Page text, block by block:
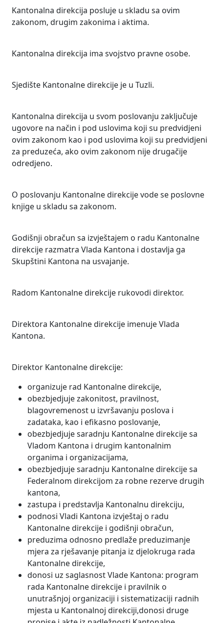
Kantonalna direkcija posluje u skladu sa ovim
zakonom, drugim zakonima i aktima.
Kantonalna direkcija ima svojstvo pravne osobe.
Sjedište Kantonalne direkcije je u Tuzli.
Kantonalna direkcija u svom poslovanju zaključuje
ugovore na način i pod uslovima koji su predvidjeni
ovim zakonom kao i pod uslovima koji su predvidjeni
za preduzeća, ako ovim zakonom nije drugačije
odredjeno.
O poslovanju Kantonalne direkcije vode se poslovne
knjige u skladu sa zakonom.
Godišnji obračun sa izvještajem o radu Kantonalne
direkcije razmatra Vlada Kantona i dostavlja ga
Skupštini Kantona na usvajanje.
Radom Kantonalne direkcije rukovodi direktor.
Direktora Kantonalne direkcije imenuje Vlada
Kantona.
Direktor Kantonalne direkcije:
organizuje rad Kantonalne direkcije,
obezbjedjuje zakonitost, pravilnost,
blagovremenost u izvršavanju poslova i
zadataka, kao i efikasno poslovanje,
obezbjedjuje saradnju Kantonalne direkcije sa
Vladom Kantona i drugim kantonalnim
organima i organizacijama,
obezbjedjuje saradnju Kantonalne direkcije sa
Federalnom direkcijom za robne rezerve drugih
kantona,
zastupa i predstavlja Kantonalnu direkciju,
podnosi Vladi Kantona izvještaj o radu
Kantonalne direkcije i godišnji obračun,
preduzima odnosno predlaže preduzimanje
mjera za rješavanje pitanja iz djelokruga rada
Kantonalne direkcije,
donosi uz saglasnost Vlade Kantona: program
rada Kantonalne direkcije i pravilnik o
unutrašnjoj organizaciji i sistematizaciji radnih
mjesta u Kantonalnoj direkciji,donosi druge